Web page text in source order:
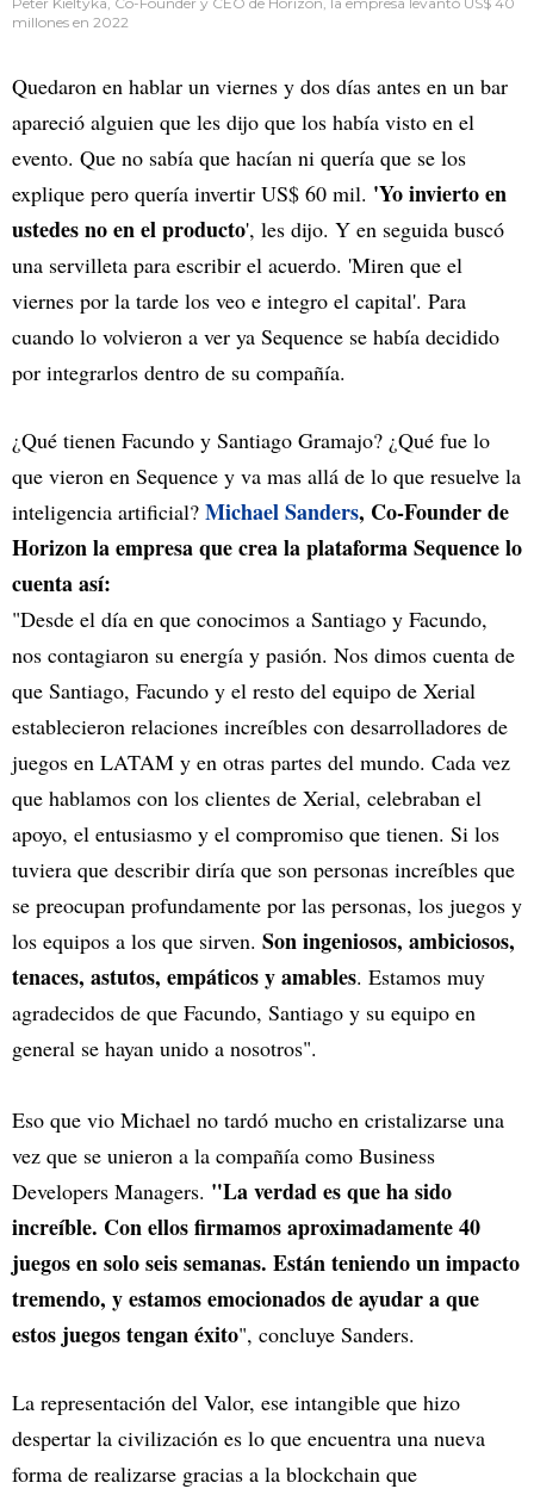
millones en 2022
Quedaron en hablar un viernes y dos días antes en un bar
apareció alguien que les dijo que los había visto en el
evento. Que no sabía que hacían ni quería que se los
explique pero quería invertir US$ 60 mil. 'Yo invierto en
ustedes no en el producto', les dijo. Y en seguida buscó
una servilleta para escribir el acuerdo. 'Miren que el
viernes por la tarde los veo e integro el capital'. Para
cuando lo volvieron a ver ya Sequence se había decidido
por integrarlos dentro de su compañía.
¿Qué tienen Facundo y Santiago Gramajo? ¿Qué fue lo
que vieron en Sequence y va mas allá de lo que resuelve la
inteligencia artificial? Michael Sanders, Co-Founder de
Horizon la empresa que crea la plataforma Sequence lo
cuenta así:
"Desde el día en que conocimos a Santiago y Facundo,
nos contagiaron su energía y pasión. Nos dimos cuenta de
que Santiago, Facundo y el resto del equipo de Xerial
establecieron relaciones increíbles con desarrolladores de
juegos en LATAM y en otras partes del mundo. Cada vez
que hablamos con los clientes de Xerial, celebraban el
apoyo, el entusiasmo y el compromiso que tienen. Si los
tuviera que describir diría que son personas increíbles que
se preocupan profundamente por las personas, los juegos y
los equipos a los que sirven. Son ingeniosos, ambiciosos,
tenaces, astutos, empáticos y amables. Estamos muy
agradecidos de que Facundo, Santiago y su equipo en
general se hayan unido a nosotros".
Eso que vio Michael no tardó mucho en cristalizarse una
vez que se unieron a la compañía como Business
Developers Managers. "La verdad es que ha sido
increíble. Con ellos firmamos aproximadamente 40
juegos en solo seis semanas. Están teniendo un impacto
tremendo, y estamos emocionados de ayudar a que
estos juegos tengan éxito", concluye Sanders.
La representación del Valor, ese intangible que hizo
despertar la civilización es lo que encuentra una nueva
forma de realizarse gracias a la blockchain que